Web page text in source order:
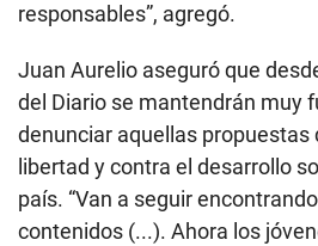
responsables”, agregó.
Juan Aurelio aseguró que
del Diario se mantendrán muy
denunciar aquellas propuestas
libertad y contra el desarrollo
país. “Van a seguir
contenidos (...). Ahora los